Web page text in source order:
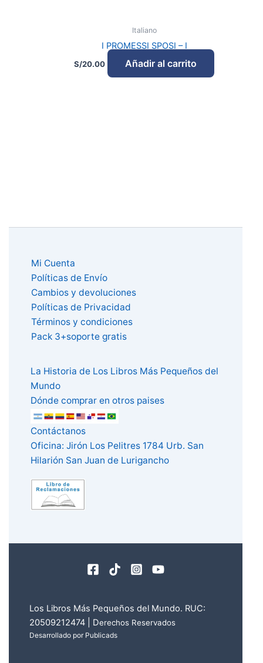
Italiano
I PROMESSI SPOSI – I
S/20.00 Añadir al carrito
Mi Cuenta
Políticas de Envío
Cambios y devoluciones
Políticas de Privacidad
Términos y condiciones
Pack 3+soporte gratis
La Historia de Los Libros Más Pequeños del
Mundo
Dónde comprar en otros paises
Contáctanos
Oficina: Jirón Los Pelitres 1784 Urb. San
Hilarión San Juan de Lurigancho
Los Libros Más Pequeños del Mundo. RUC:
20509212474 | Derechos Reservados
Desarrollado por Publicads